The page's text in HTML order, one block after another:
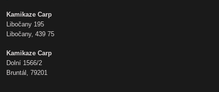
Kamikaze Carp
Libočany 195
Libočany, 439 75
Kamikaze Carp
Dolní 1566/2
Bruntál, 79201